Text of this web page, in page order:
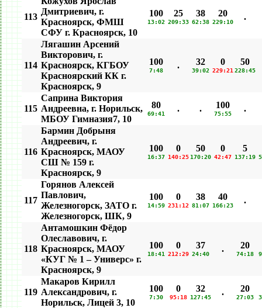
113
Дмитриевич, г.
Красноярск, ФМШ
СФУ г. Красноярск, 10
100
13:02
25
209:33
38
62:38
20
229:10
.
114
Лягашин Арсений
Викторович, г.
Красноярск, КГБОУ
Красноярский КК г.
Красноярск, 9
100
7:48
. 32
39:02
0
229:21
50
228:45
115
Саприна Виктория
Андреевна, г. Норильск,
MБОУ Гимназия7, 10
80
69:41
. . 100
75:55
.
116
Бармин Добрыня
Андреевич, г.
Красноярск, МАОУ
СШ № 159 г.
Красноярск, 9
100
16:37
0
140:25
50
170:20
0
42:47
5
137:19
117
Горянов Алексей
Павлович,
Железногорск, ЗАТО г.
Железногорск, ШК, 9
100
14:59
0
231:12
38
81:07
40
166:23
.
118
Антамошкин Фёдор
Олеславович, г.
Красноярск, МАОУ
«КУГ № 1 – Универс» г.
Красноярск, 9
100
18:41
0
212:29
37
24:40
. 20
74:18
119
Макаров Кирилл
Александрович, г.
Норильск, Лицей 3, 10
100
7:30
0
95:18
32
127:45
. 20
27:03